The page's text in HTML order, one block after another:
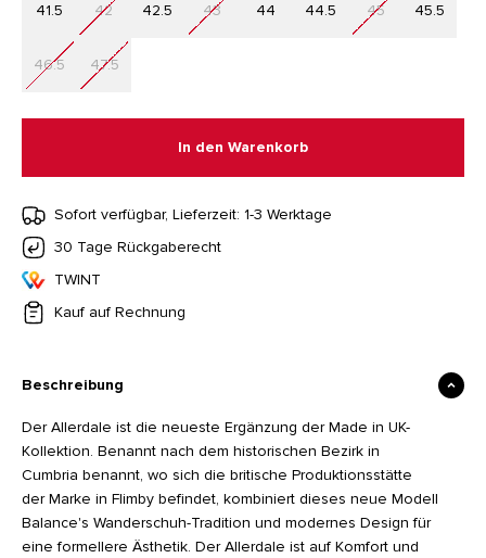
41.5 42 42.5 43 44 44.5 45 45.5
46.5 47.5
In den Warenkorb
Sofort verfügbar, Lieferzeit: 1-3 Werktage
30 Tage Rückgaberecht
TWINT
Kauf auf Rechnung
Beschreibung
Der Allerdale ist die neueste Ergänzung der Made in UK-
Kollektion. Benannt nach dem historischen Bezirk in
Cumbria benannt, wo sich die britische Produktionsstätte
der Marke in Flimby befindet, kombiniert dieses neue Modell
Balance's Wanderschuh-Tradition und modernes Design für
eine formellere Ästhetik. Der Allerdale ist auf Komfort und